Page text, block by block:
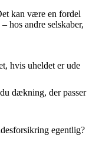
kan være en fordel
hos andre selskaber,
hvis uheldet er ude
dækning, der passer
egentlig?